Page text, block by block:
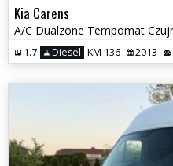
Kia Carens
1.7 Diesel KM 136 2013